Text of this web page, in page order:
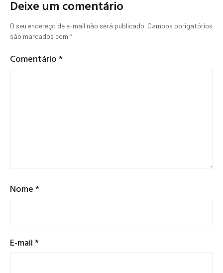
Deixe um comentário
O seu endereço de e-mail não será publicado. Campos obrigatórios
são marcados com *
Comentário*
Nome*
E-mail*